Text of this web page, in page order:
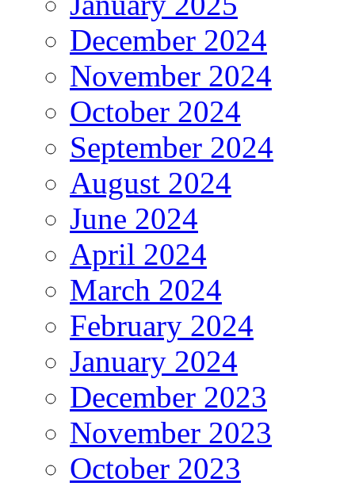
December 2024
November 2024
October 2024
September 2024
August 2024
June 2024
April 2024
March 2024
February 2024
January 2024
December 2023
November 2023
October 2023